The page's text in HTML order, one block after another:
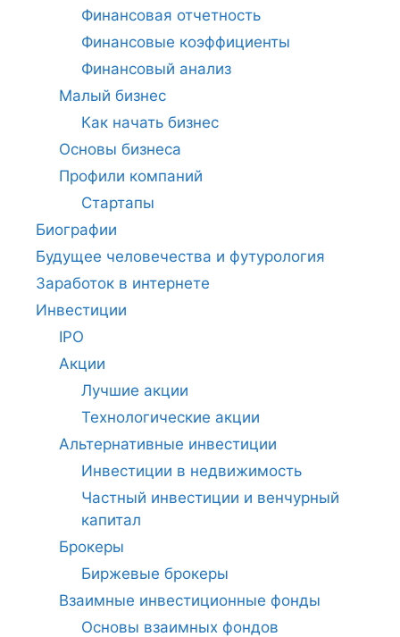
Финансовая отчетность
Финансовые коэффициенты
Финансовый анализ
Малый бизнес
Как начать бизнес
Основы бизнеса
Профили компаний
Стартапы
Биографии
Будущее человечества и футурология
Заработок в интернете
Инвестиции
IPO
Акции
Лучшие акции
Технологические акции
Альтернативные инвестиции
Инвестиции в недвижимость
Частный инвестиции и венчурный
капитал
Брокеры
Биржевые брокеры
Взаимные инвестиционные фонды
Основы взаимных фондов